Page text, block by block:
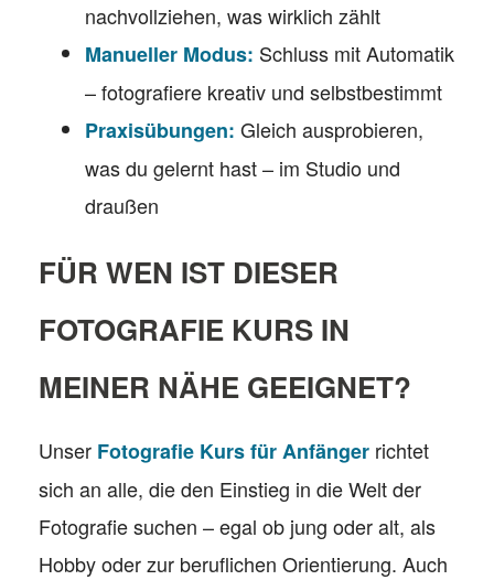
nachvollziehen, was wirklich zählt
Manueller Modus: Schluss mit Automatik
– fotografiere kreativ und selbstbestimmt
Praxisübungen: Gleich ausprobieren,
was du gelernt hast – im Studio und
draußen
FÜR WEN IST DIESER
FOTOGRAFIE KURS IN
MEINER NÄHE GEEIGNET?
Unser Fotografie Kurs für Anfänger richtet
sich an alle, die den Einstieg in die Welt der
Fotografie suchen – egal ob jung oder alt, als
Hobby oder zur beruflichen Orientierung. Auch